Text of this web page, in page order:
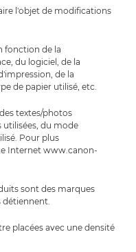
l'objet de modifications
fonction de la
du logiciel, de la
de la
de papier utilisé, etc.
textes/photos
utilisées, du mode
Pour plus
Internet www.canon-
sont des marques
placées avec une densité